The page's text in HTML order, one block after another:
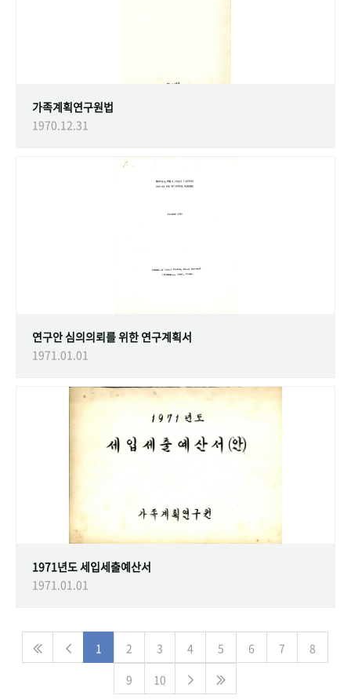
가족계획연구원법
1970.12.31
연구안 심의의뢰를 위한 연구계획서
1971.01.01
1971년도 세입세출예산서
1971.01.01
1 2 3 4 5 6 7
8
9
10